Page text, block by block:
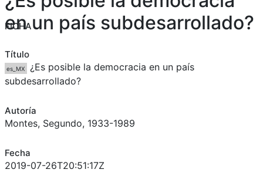
CONTENIDO
TODOS LOS DOCUMENTOS
CATEGORIAS
OBRAS SOBRE EL AUTOR P. SEGUNDO MONTES
MATERIAS
PALABRAS CLAVES
MULTIMEDIA
GALERÍA
en un país subdesarrollado?
FICHA
Título
es_MX
¿Es posible la democracia en un país
subdesarrollado?
Autoría
Montes, Segundo, 1933-1989
Fecha
2019-07-26T20:51:17Z